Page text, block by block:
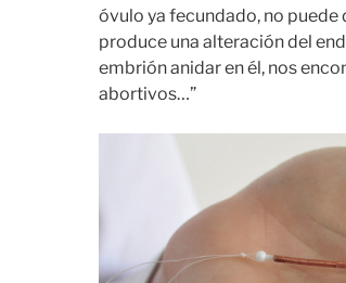
óvulo ya fecundado, no puede
produce una alteración del
embrión anidar en él, nos
abortivos…”